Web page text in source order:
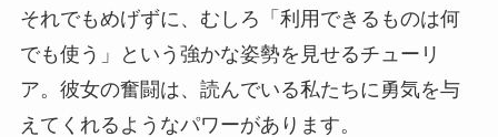
それでもめげずに、むしろ「利用できるものは何
でも使う」という強かな姿勢を見せるチューリ
ア。彼女の奮闘は、読んでいる私たちに勇気を与
えてくれるようなパワーがあります。